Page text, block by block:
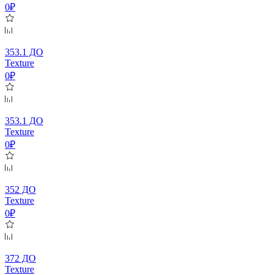
0₽
353.1 ДО
Texture
0₽
353.1 ДО
Texture
0₽
352 ДО
Texture
0₽
372 ДО
Texture